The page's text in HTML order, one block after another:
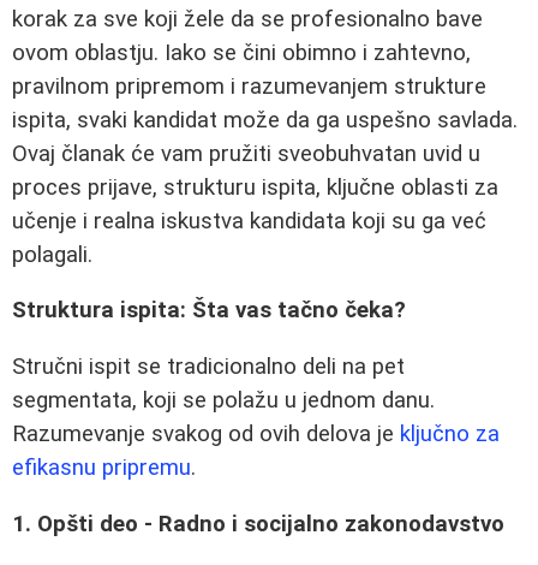
korak za sve koji žele da se profesionalno bave
ovom oblastju. Iako se čini obimno i zahtevno,
pravilnom pripremom i razumevanjem strukture
ispita, svaki kandidat može da ga uspešno savlada.
Ovaj članak će vam pružiti sveobuhvatan uvid u
proces prijave, strukturu ispita, ključne oblasti za
učenje i realna iskustva kandidata koji su ga već
polagali.
Struktura ispita: Šta vas tačno čeka?
Stručni ispit se tradicionalno deli na pet
segmentata, koji se polažu u jednom danu.
Razumevanje svakog od ovih delova je ključno za
efikasnu pripremu.
1. Opšti deo - Radno i socijalno zakonodavstvo